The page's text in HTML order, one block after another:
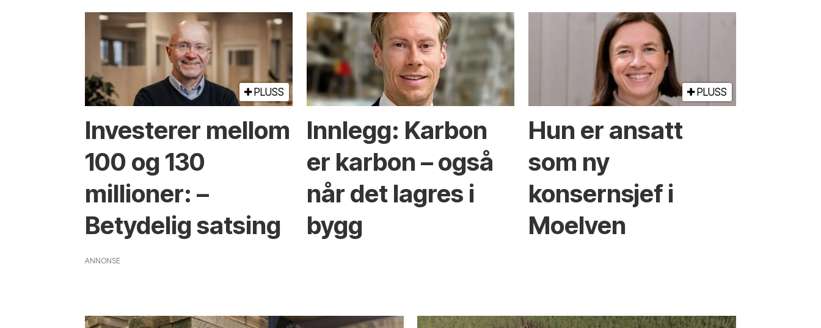
PLUSS
Investerer mellom
100 og 130
millioner: –
Betydelig satsing
Innlegg: Karbon
er karbon – også
når det lagres i
bygg
PLUSS
Hun er ansatt
som ny
konsernsjef i
Moelven
ANNONSE